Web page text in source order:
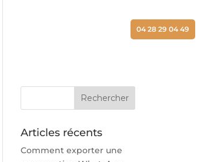
04 28 29 04 49
Articles récents
Comment exporter une